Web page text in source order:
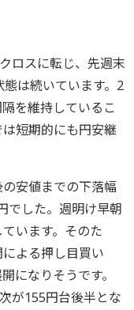
ロスに転じ、先週末
は続いています。2
を維持しているこ
短期的にも円安継
安値までの下落幅
でした。週明け早朝
います。そのた
よる押し目買い
になりそうです。
が155円台後半とな